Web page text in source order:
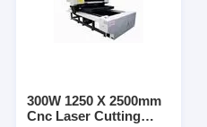
300W 1250 X 2500mm
Cnc Laser Cutting